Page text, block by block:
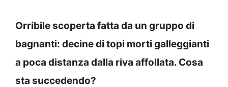
Orribile scoperta fatta da un gruppo di
bagnanti: decine di topi morti galleggianti
a poca distanza dalla riva affollata. Cosa
sta succedendo?